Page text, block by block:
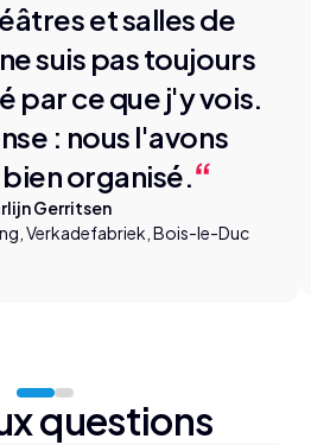
et salles de
suis pas toujours
par ce que j'y vois.
: nous l'avons
organisé.
Gerritsen
Verkadefabriek, Bois-le-Duc
questions